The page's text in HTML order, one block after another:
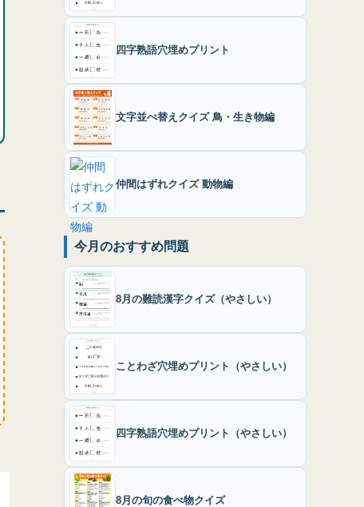
四字熟語穴埋めプリント
文字並べ替えクイズ 鳥・生き物編
仲間はずれクイズ 動物編
今月のおすすめ問題
8月の難読漢字クイズ（やさしい）
ことわざ穴埋めプリント（やさしい）
四字熟語穴埋めプリント（やさしい）
8月の旬の食べ物クイズ